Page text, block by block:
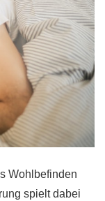
Wohlbefinden
spielt dabei